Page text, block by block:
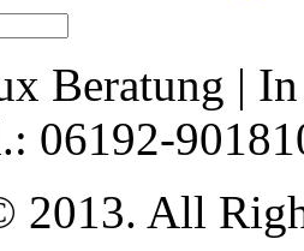
Beratung |
06192-
2013. All